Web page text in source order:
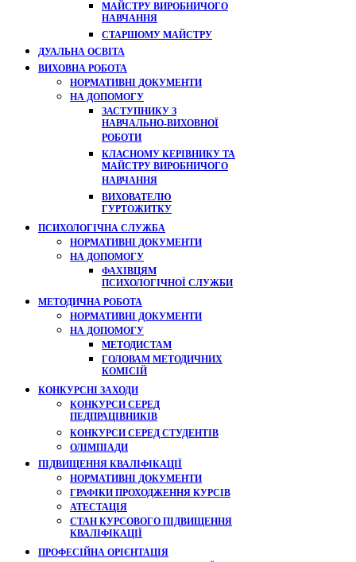
МАЙСТРУ ВИРОБНИЧОГО
НАВЧАННЯ
СТАРШОМУ МАЙСТРУ
ДУАЛЬНА ОСВІТА
ВИХОВНА РОБОТА
НОРМАТИВНІ ДОКУМЕНТИ
НА ДОПОМОГУ
ЗАСТУПНИКУ З
НАВЧАЛЬНО-ВИХОВНОЇ
РОБОТИ
КЛАСНОМУ КЕРІВНИКУ ТА
МАЙСТРУ ВИРОБНИЧОГО
НАВЧАННЯ
ВИХОВАТЕЛЮ
ГУРТОЖИТКУ
ПСИХОЛОГІЧНА СЛУЖБА
НОРМАТИВНІ ДОКУМЕНТИ
НА ДОПОМОГУ
ФАХІВЦЯМ
ПСИХОЛОГІЧНОЇ СЛУЖБИ
МЕТОДИЧНА РОБОТА
НОРМАТИВНІ ДОКУМЕНТИ
НА ДОПОМОГУ
МЕТОДИСТАМ
ГОЛОВАМ МЕТОДИЧНИХ
КОМІСІЙ
КОНКУРСНІ ЗАХОДИ
КОНКУРСИ СЕРЕД
ПЕДПРАЦІВНИКІВ
КОНКУРСИ СЕРЕД СТУДЕНТІВ
ОЛІМПІАДИ
ПІДВИЩЕННЯ КВАЛІФІКАЦІЇ
НОРМАТИВНІ ДОКУМЕНТИ
ГРАФІКИ ПРОХОДЖЕННЯ КУРСІВ
АТЕСТАЦІЯ
СТАН КУРСОВОГО ПІДВИЩЕННЯ
КВАЛІФІКАЦІЇ
ПРОФЕСІЙНА ОРІЄНТАЦІЯ